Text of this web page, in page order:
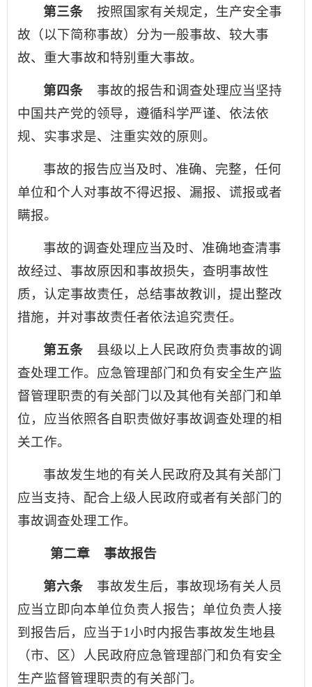
第三条 按照国家有关规定，生产安全事
故（以下简称事故）分为一般事故、较大事
故、重大事故和特别重大事故。
第四条 事故的报告和调查处理应当坚持
中国共产党的领导，遵循科学严谨、依法依
规、实事求是、注重实效的原则。
事故的报告应当及时、准确、完整，任何
单位和个人对事故不得迟报、漏报、谎报或者
瞒报。
事故的调查处理应当及时、准确地查清事
故经过、事故原因和事故损失，查明事故性
质，认定事故责任，总结事故教训，提出整改
措施，并对事故责任者依法追究责任。
第五条 县级以上人民政府负责事故的调
查处理工作。应急管理部门和负有安全生产监
督管理职责的有关部门以及其他有关部门和单
位，应当依照各自职责做好事故调查处理的相
关工作。
事故发生地的有关人民政府及其有关部门
应当支持、配合上级人民政府或者有关部门的
事故调查处理工作。
第二章 事故报告
第六条 事故发生后，事故现场有关人员
应当立即向本单位负责人报告；单位负责人接
到报告后，应当于1小时内报告事故发生地县
（市、区）人民政府应急管理部门和负有安全
生产监督管理职责的有关部门。